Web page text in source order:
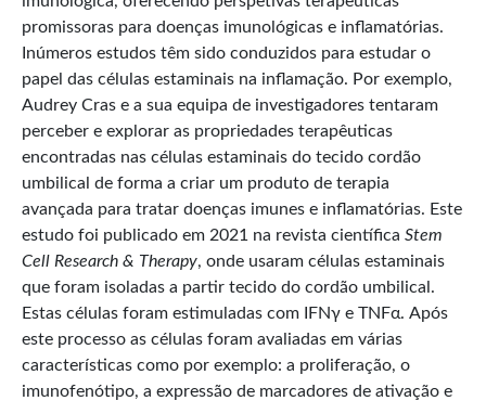
promissoras para doenças imunológicas e inflamatórias.
Inúmeros estudos têm sido conduzidos para estudar o
papel das células estaminais na inflamação. Por exemplo,
Audrey Cras e a sua equipa de investigadores tentaram
perceber e explorar as propriedades terapêuticas
encontradas nas células estaminais do tecido cordão
umbilical de forma a criar um produto de terapia
avançada para tratar doenças imunes e inflamatórias. Este
estudo foi publicado em 2021 na revista científica Stem
Cell Research & Therapy, onde usaram células estaminais
que foram isoladas a partir tecido do cordão umbilical.
Estas células foram estimuladas com IFNγ e TNFα. Após
este processo as células foram avaliadas em várias
características como por exemplo: a proliferação, o
imunofenótipo, a expressão de marcadores de ativação e